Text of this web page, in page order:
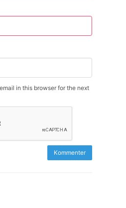
in this browser for the next